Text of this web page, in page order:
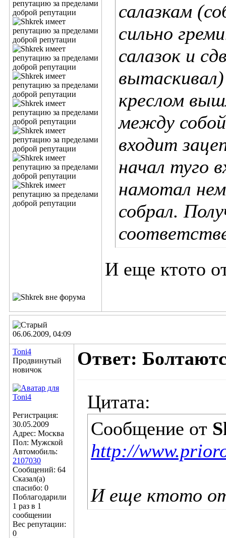
салазкам
сильно
салазок и
креслом
между
входит
начал туго
намотал
собрал.
И еще ктото
06.06.2009, 04:09
Toni4
Продвинутый
новичок
Регистрация:
30.05.2009
Адрес: Москва
Пол: Мужской
Автомобиль:
2107030
Сообщений: 64
Сказал(а)
спасибо: 0
Поблагодарили
1 раз в 1
сообщении
Вес репутации:
0
Ответ:
Цитата:
Сообщение от
http://
И еще ктото